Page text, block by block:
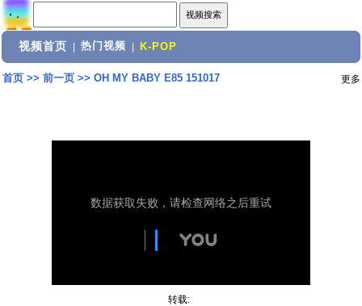
视频首页 热门视频 K-POP
首页>> 前一页>> OH MY BABY E85 151017 更多
转载: